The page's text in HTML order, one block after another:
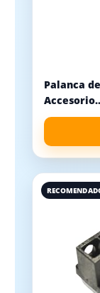
Palanca